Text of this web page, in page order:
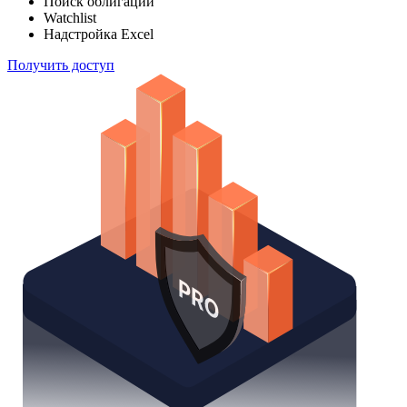
Watchlist
Надстройка Excel
Получить доступ